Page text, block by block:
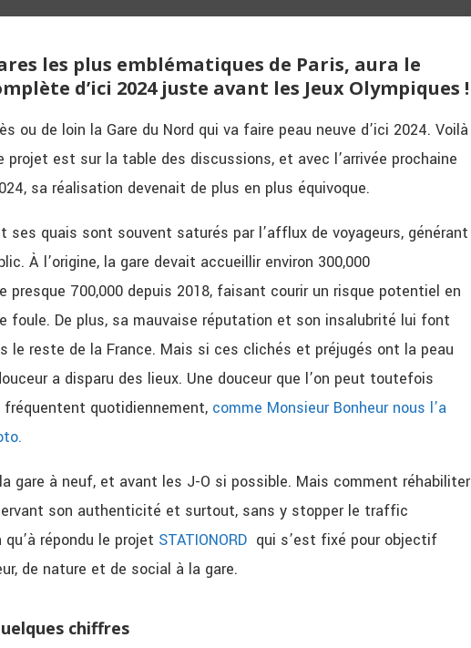
les plus emblématiques de Paris, aura le
d’ici 2024 juste avant les Jeux Olympiques !
ou de loin la Gare du Nord qui va faire peau neuve d’ici 2024. Voilà
est sur la table des discussions, et avec l’arrivée prochaine
sa réalisation devenait de plus en plus équivoque.
ses quais sont souvent saturés par l’afflux de voyageurs, générant
À l’origine, la gare devait accueillir environ 300,000
presque 700,000 depuis 2018, faisant courir un risque potentiel en
foule. De plus, sa mauvaise réputation et son insalubrité lui font
le reste de la France. Mais si ces clichés et préjugés ont la peau
a disparu des lieux. Une douceur que l’on peut toutefois
quotidiennement, comme Monsieur Bonheur nous l’a
gare à neuf, et avant les J-O si possible. Mais comment réhabiliter
son authenticité et surtout, sans y stopper le traffic
répondu le projet STATIONORD qui s’est fixé pour objectif
de nature et de social à la gare.
chiffres